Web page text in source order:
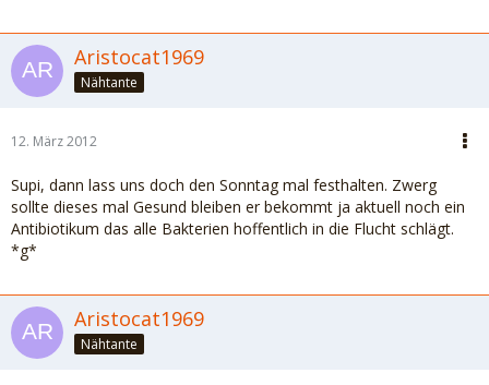
Aristocat1969
Nähtante
12. März 2012
Supi, dann lass uns doch den Sonntag mal festhalten. Zwerg
sollte dieses mal Gesund bleiben er bekommt ja aktuell noch ein
Antibiotikum das alle Bakterien hoffentlich in die Flucht schlägt.
*g*
Aristocat1969
Nähtante